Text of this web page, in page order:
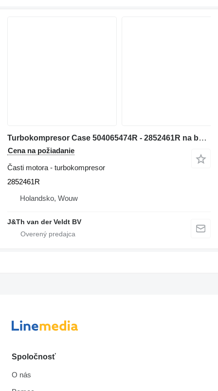
Turbokompresor Case 504065474R - 2852461R na buldozéra W170 721D L25.6 W170PL LW170.B
Cena na požiadanie
Časti motora - turbokompresor
2852461R
Holandsko, Wouw
J&Th van der Veldt BV
Spoločnosť
O nás